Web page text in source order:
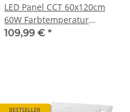
LED Panel CCT 60x120cm
60W Farbtemperatur
einstellbar und dimmbar
109,99 € *
BESTSELLER